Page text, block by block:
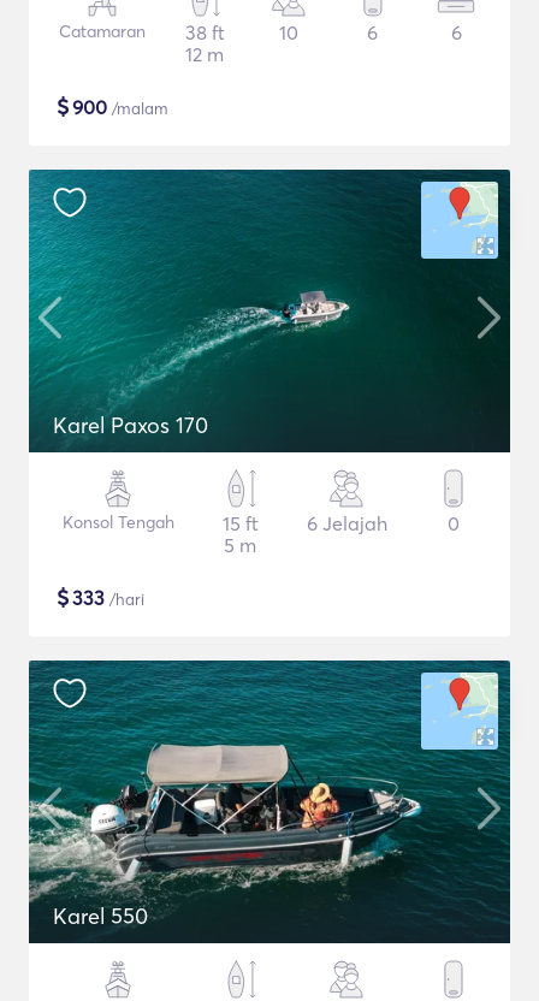
Catamaran
38 ft
12 m
10 6 6
$900 /malam
Karel Paxos 170
Konsol Tengah
15 ft
5 m
6 Jelajah 0
$333 /hari
Karel 550